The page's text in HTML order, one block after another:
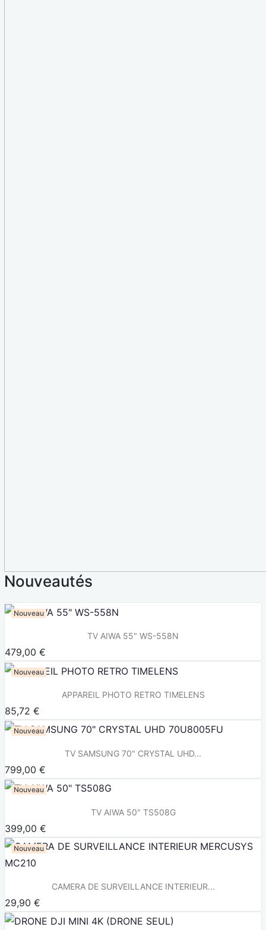
Nouveautés
TV AIWA 55" WS-558N
479,00 €
Nouveau
APPAREIL PHOTO RETRO TIMELENS
85,72 €
Nouveau
TV SAMSUNG 70" CRYSTAL UHD...
799,00 €
Nouveau
TV AIWA 50" TS508G
399,00 €
Nouveau
CAMERA DE SURVEILLANCE INTERIEUR...
29,90 €
Nouveau